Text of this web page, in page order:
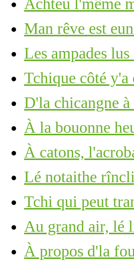
Achteu l'même
Man rêve est
Les ampades
Tchique côté
D'la chicangne
À la bouonne
À catons,
Lé notaithe
Tchi qui peut
Au grand air, lé
À propos d'la